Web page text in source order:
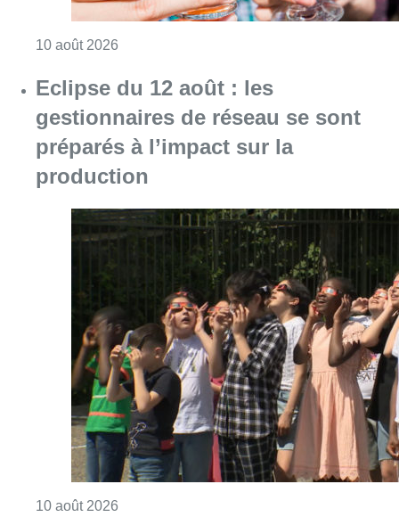
10 août 2026
Eclipse du 12 août : les
gestionnaires de réseau se sont
préparés à l’impact sur la
production
10 août 2026